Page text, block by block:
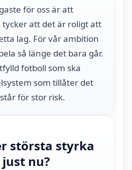
för oss är att
tycker att det är roligt att
lag. För vår ambition
så länge det bara går.
fotboll som ska
som tillåter det
för stor risk.
största styrka
nu?